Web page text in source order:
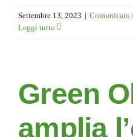
Settembre 13, 2023 | Comunicato
Leggi tutto
Green
amplia